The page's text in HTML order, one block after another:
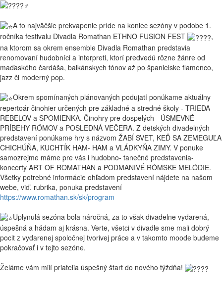
A to najväčšie prekvapenie príde na koniec sezóny v podobe 1.
ročníka festivalu Divadla Romathan ETHNO FUSION FEST
,
na ktorom sa okrem ensemble Divadla Romathan predstavia
renomovaní hudobníci a interpreti, ktorí predvedú rôzne žánre od
maďaského čardáša, balkánskych tónov až po španielske flamenco,
jazz či moderný pop.
Okrem spomínaných plánovaných podujatí ponúkame aktuálny
repertoár činohier určených pre základné a stredné školy - TRIEDA
REBELOV a SPOMIENKA. Činohry pre dospelých - ÚSMEVNÉ
PRÍBEHY RÓMOV a POSLEDNÁ VEČERA. Z detských divadelných
predstavení ponúkame hry s názvom ŽABÍ SVET, KEĎ SA ZEMEGUĽA
CHICHÚŇA, KUCHTÍK HAM- HAM a VLÁDKYŇA ZIMY. V ponuke
samozrejme máme pre vás i hudobno- tanečné predstavenia-
koncerty ART OF ROMATHAN a PODMANIVÉ RÓMSKE MELÓDIE.
Všetky potrebné informácie ohľadom predstavení nájdete na našom
webe, viď. rubrika, ponuka predstavení
https://www.romathan.sk/sk/program
Uplynulá sezóna bola náročná, za to však divadelne vydarená,
úspešná a hádam aj krásna. Verte, všetci v divadle sme mali dobrý
pocit z vydarenej spoločnej tvorivej práce a v takomto moode budeme
pokračovať i v tejto sezóne.
Želáme vám milí priatelia úspešný štart do nového týždňa!